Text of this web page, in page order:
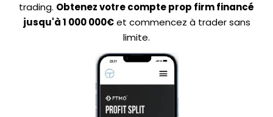
trading. Obtenez votre compte prop firm financé
jusqu'à 1 000 000€et commencez à trader sans
limite.